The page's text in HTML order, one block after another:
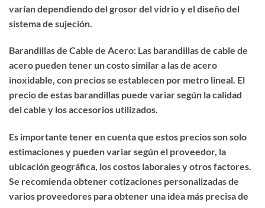
varían dependiendo del grosor del vidrio y el diseño del
sistema de sujeción.
Barandillas de Cable de Acero: Las barandillas de cable de
acero pueden tener un costo similar a las de acero
inoxidable, con precios se establecen por metro lineal. El
precio de estas barandillas puede variar según la calidad
del cable y los accesorios utilizados.
Es importante tener en cuenta que estos precios son solo
estimaciones y pueden variar según el proveedor, la
ubicación geográfica, los costos laborales y otros factores.
Se recomienda obtener cotizaciones personalizadas de
varios proveedores para obtener una idea más precisa de